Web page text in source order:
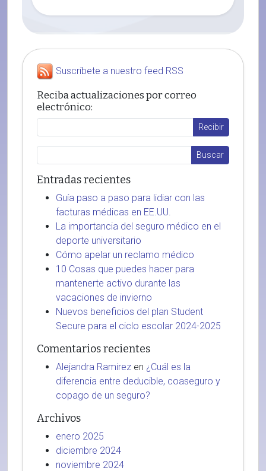
Suscríbete a nuestro feed RSS
Reciba actualizaciones por correo
electrónico:
Entradas recientes
Guía paso a paso para lidiar con las
facturas médicas en EE.UU.
La importancia del seguro médico en el
deporte universitario
Cómo apelar un reclamo médico
10 Cosas que puedes hacer para
mantenerte activo durante las
vacaciones de invierno
Nuevos beneficios del plan Student
Secure para el ciclo escolar 2024-2025
Comentarios recientes
Alejandra Ramirez en ¿Cuál es la
diferencia entre deducible, coaseguro y
copago de un seguro?
Archivos
enero 2025
diciembre 2024
noviembre 2024